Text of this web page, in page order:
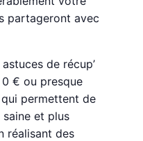
partageront avec
de récup’
€ ou presque
permettent de
et plus
réalisant des